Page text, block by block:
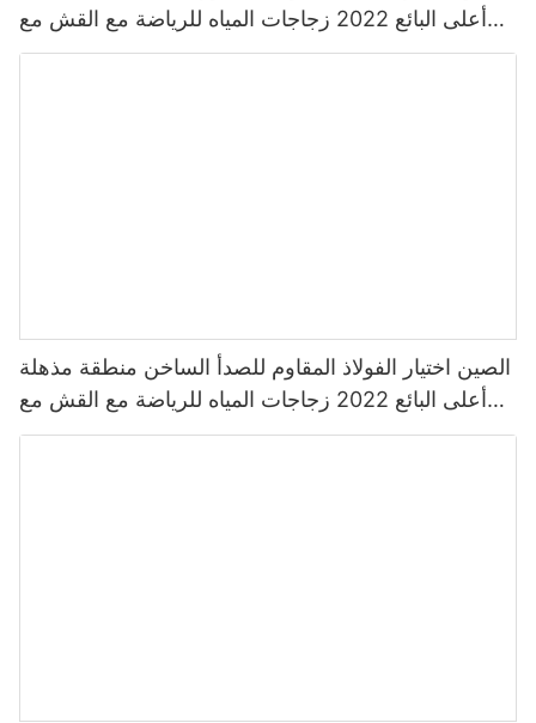
أعلى البائع 2022 زجاجات المياه للرياضة مع القش مع
لون مخصص
الصين اختيار الفولاذ المقاوم للصدأ الساخن منطقة مذهلة
أعلى البائع 2022 زجاجات المياه للرياضة مع القش مع
لون مخصص